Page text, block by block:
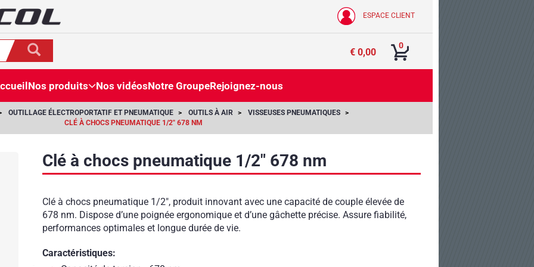
ESPACE CLIENT
0
€ 0,00
Nos produits Nos vidéosNotre GroupeRejoignez-nous
OUTILLAGE ÉLECTROPORTATIF ET PNEUMATIQUE OUTILS À AIR
VISSEUSES PNEUMATIQUES
CLÉ À CHOCS PNEUMATIQUE 1/2" 678 NM
Clé à chocs pneumatique 1/2" 678 nm
Clé à chocs pneumatique 1/2", produit innovant avec une capacité de couple élevée de
678 nm. Dispose d’une poignée ergonomique et d’une gâchette précise. Assure fiabilité,
performances optimales et longue durée de vie.
Caractéristiques: